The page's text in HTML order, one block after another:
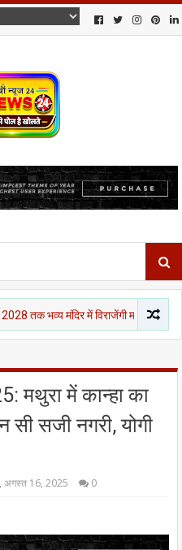
मंदिर में विराजेंगी मां जानकी, पुनौराधाम के
मथुरा में कान्हा का
सी सजी नगरी, योगी
अगस्त 16, 2025 0